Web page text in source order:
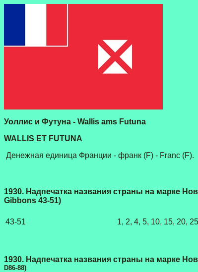
Уоллис и Футуна - Wallis ams Futuna
WALLIS ET FUTUNA
Денежная единица Франции - франк (F) - Franc (F).
1930. Надпечатка названия страны на марке
Gibbons 43-51)
43-51 1, 2, 4, 5, 10, 15, 20,
1930. Надпечатка названия страны на марке
D86-88)